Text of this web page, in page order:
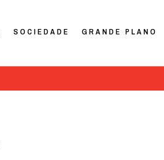
SOCIEDADE GRANDE PLANO